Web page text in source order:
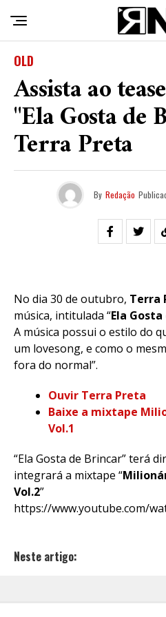
OLD
Assista ao
"Ela Gosta de
Terra Preta
By Redação
No dia 30 de outubro, Terra
música, intitulada “Ela
A música possui o estilo do
um lovesong, e como o
fora do normal”.
Ouvir Terra Preta
Baixe a mixtape
Vol.1
“Ela Gosta de Brincar” terá
integrará a mixtape “
Vol.2”
https://www.youtube.com/
Neste artigo: